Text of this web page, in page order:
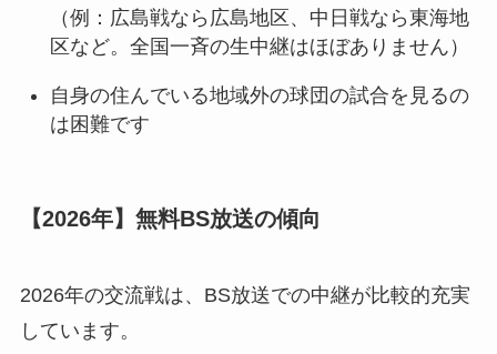
（例：広島戦なら広島地区、中日戦なら東海地
区など。全国一斉の生中継はほぼありません）
自身の住んでいる地域外の球団の試合を見るの
は困難です
【2026年】無料BS放送の傾向
2026年の交流戦は、BS放送での中継が比較的充実
しています。